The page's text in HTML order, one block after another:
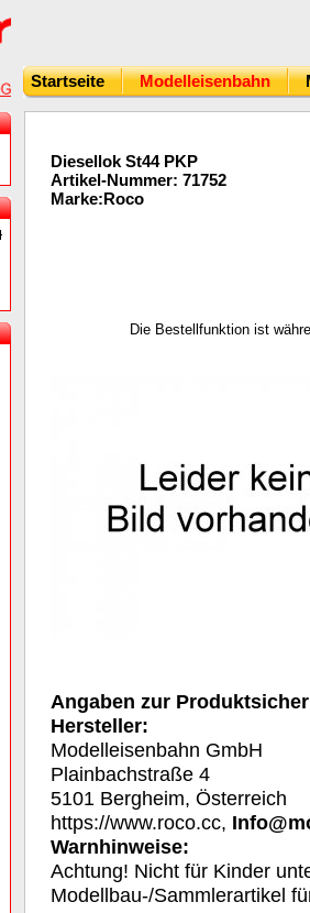
Startseite Modelleisenbahn
Diesellok St44 PKP
Artikel-Nummer: 71752
Marke:Roco
Die Bestellfunktion ist
Angaben zur
Hersteller:
Modelleisenbahn GmbH
Plainbachstraße 4
5101 Bergheim, Österreich
https://www.roco.cc,
Warnhinweise:
Achtung! Nicht für Kinder
Modellbau-/Sammlerartikel